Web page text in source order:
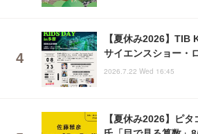
【夏休み2026】
サイエンスショー・
2026.7.22 Wed 16:45
【夏休み2026】ピ